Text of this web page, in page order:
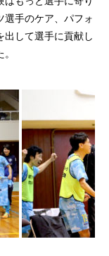
選手のケア、パフォ
出して選手に貢献し